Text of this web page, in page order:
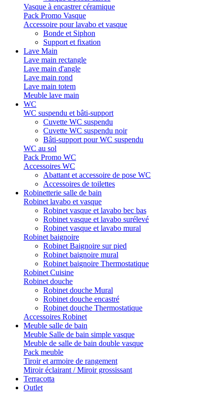
Vasque à encastrer céramique
Pack Promo Vasque
Accessoire pour lavabo et vasque
Bonde et Siphon
Support et fixation
Lave Main
Lave main rectangle
Lave main d'angle
Lave main rond
Lave main totem
Meuble lave main
WC
WC suspendu et bâti-support
Cuvette WC suspendu
Cuvette WC suspendu noir
Bâti-support pour WC suspendu
WC au sol
Pack Promo WC
Accessoires WC
Abattant et accessoire de pose WC
Accessoires de toilettes
Robinetterie salle de bain
Robinet lavabo et vasque
Robinet vasque et lavabo bec bas
Robinet vasque et lavabo surélevé
Robinet vasque et lavabo mural
Robinet baignoire
Robinet Baignoire sur pied
Robinet baignoire mural
Robinet baignoire Thermostatique
Robinet Cuisine
Robinet douche
Robinet douche Mural
Robinet douche encastré
Robinet douche Thermostatique
Accessoires Robinet
Meuble salle de bain
Meuble Salle de bain simple vasque
Meuble de salle de bain double vasque
Pack meuble
Tiroir et armoire de rangement
Miroir éclairant / Miroir grossissant
Terracotta
Outlet